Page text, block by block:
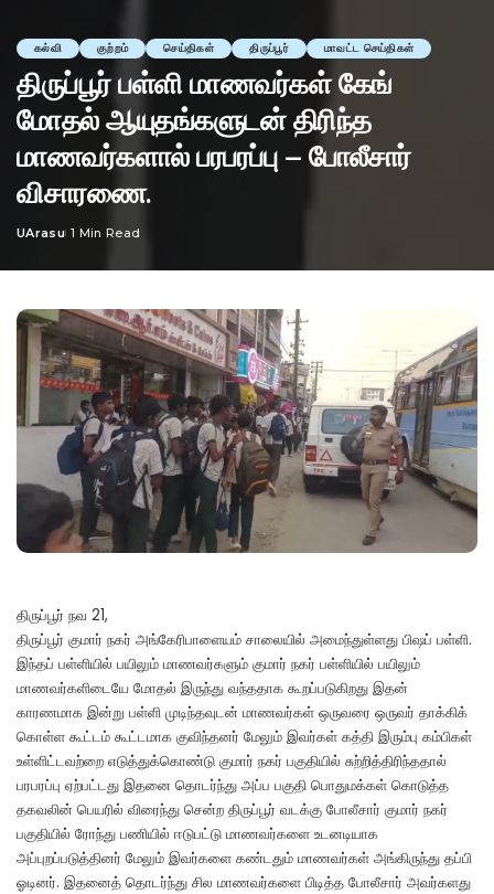
கல்வி குற்றம் செய்திகள் திருப்பூர் மாவட்ட செய்திகள்
திருப்பூர் பள்ளி மாணவர்கள் கேங்
மோதல் ஆயுதங்களுடன் திரிந்த
மாணவர்களால் பரபரப்பு – போலீசார்
விசாரணை.
Posted
UArasu 1 Min Read
திருப்பூர் நவ 21,
திருப்பூர் குமார் நகர் அங்கேரிபாளையம் சாலையில் அமைந்துள்ளது பிஷப் பள்ளி.
இந்தப் பள்ளியில் பயிலும் மாணவர்களும் குமார் நகர் பள்ளியில் பயிலும்
மாணவர்களிடையே மோதல் இருந்து வந்ததாக கூறப்படுகிறது இதன்
காரணமாக இன்று பள்ளி முடிந்தவுடன் மாணவர்கள் ஒருவரை ஒருவர் தாக்கிக்
கொள்ள கூட்டம் கூட்டமாக குவிந்தனர் மேலும் இவர்கள் கத்தி இரும்பு கம்பிகள்
உள்ளிட்டவற்றை எடுத்துக்கொண்டு குமார் நகர் பகுதியில் சுற்றித்திரிந்ததால்
பரபரப்பு ஏற்பட்டது இதனை தொடர்ந்து அப்ப பகுதி பொதுமக்கள் கொடுத்த
தகவலின் பெயரில் விரைந்து சென்ற திருப்பூர் வடக்கு போலீசார் குமார் நகர்
பகுதியில் ரோந்து பணியில் ஈடுபட்டு மாணவர்களை உடனடியாக
அப்புறப்படுத்தினர் மேலும் இவர்களை கண்டதும் மாணவர்கள் அங்கிருந்து தப்பி
ஓடினர். இதனைத் தொடர்ந்து சில மாணவர்களை பிடித்த போலீசார் அவர்களது